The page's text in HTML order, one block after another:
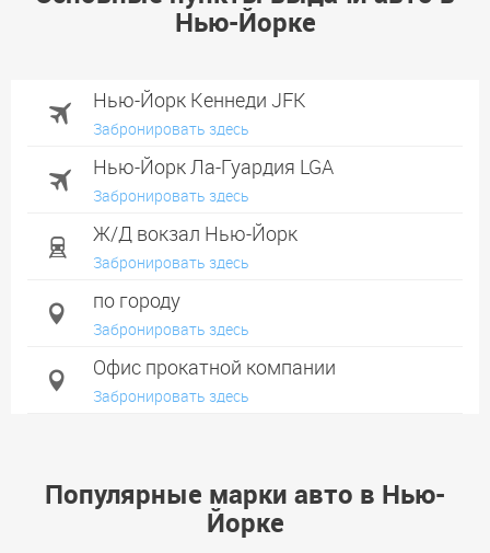
Нью-Йорке
Нью-Йорк Кеннеди JFK
Забронировать здесь
Нью-Йорк Ла-Гуардия LGA
Забронировать здесь
Ж/Д вокзал Нью-Йорк
Забронировать здесь
по городу
Забронировать здесь
Офис прокатной компании
Забронировать здесь
Бруклин
Забронировать здесь
Популярные марки авто в Нью-
Йорке